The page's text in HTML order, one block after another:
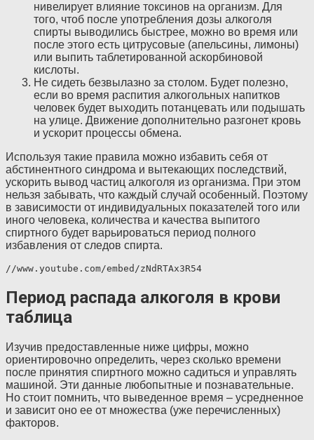
нивелирует влияние токсинов на организм. Для
того, чтоб после употребления дозы алкоголя
спирты выводились быстрее, можно во время или
после этого есть цитрусовые (апельсины, лимоны)
или выпить таблетированной аскорбиновой
кислоты.
Не сидеть безвылазно за столом. Будет полезно,
если во время распития алкогольных напитков
человек будет выходить потанцевать или подышать
на улице. Движение дополнительно разгонет кровь
и ускорит процессы обмена.
Используя такие правила можно избавить себя от
абстинентного синдрома и вытекающих последствий,
ускорить вывод частиц алкоголя из организма. При этом
нельзя забывать, что каждый случай особенный. Поэтому
в зависимости от индивидуальных показателей того или
иного человека, количества и качества выпитого
спиртного будет варьироваться период полного
избавления от следов спирта.
//www.youtube.com/embed/zNdRTAx3R54
Период распада алкоголя в крови
таблица
Изучив предоставленные ниже цифры, можно
ориентировочно определить, через сколько времени
после принятия спиртного можно садиться и управлять
машиной. Эти данные любопытные и познавательные.
Но стоит помнить, что выведенное время – усредненное
и зависит оно ее от множества (уже перечисленных)
факторов.